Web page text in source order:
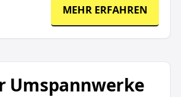
MEHR ERFAHREN
Umspannwerke